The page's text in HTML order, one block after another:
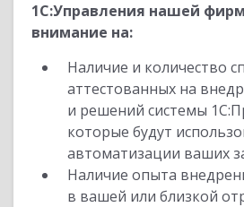
1С:Управления нашей
внимание на:
Наличие и количество
аттестованных на
и решений системы
которые будут
автоматизации ваших
Наличие опыта
в вашей или близкой